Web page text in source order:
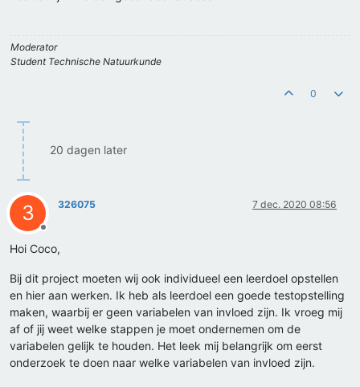
Moderator
Student Technische Natuurkunde
0
20 dagen later
3
Offline
326075 7 dec. 2020 08:56
Hoi Coco,
Bij dit project moeten wij ook individueel een leerdoel opstellen
en hier aan werken. Ik heb als leerdoel een goede testopstelling
maken, waarbij er geen variabelen van invloed zijn. Ik vroeg mij
af of jij weet welke stappen je moet ondernemen om de
variabelen gelijk te houden. Het leek mij belangrijk om eerst
onderzoek te doen naar welke variabelen van invloed zijn.